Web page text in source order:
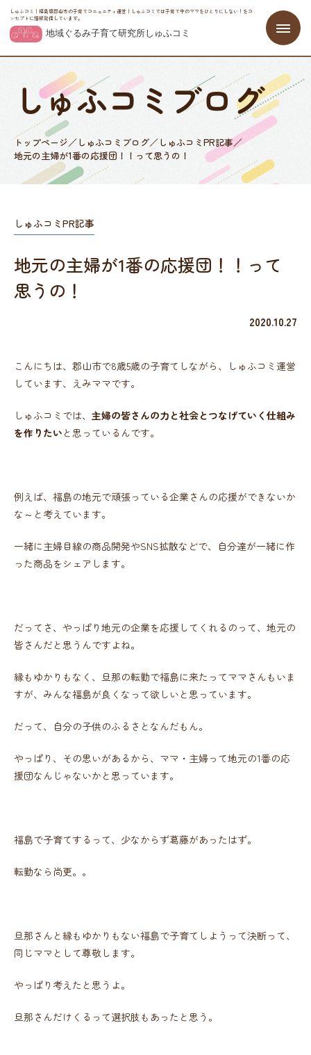
しゅふコミ｜福島県郡山市の子育てコニュニティ運営｜しゅふコミでは子育て中のママをひとりにしない！をコ
ンセプトに情報発信しています。
しゅふコミブログ
トップページ／しゅふコミブログ／しゅふコミPR記事／
地元の主婦が1番の応援団！！って思うの！
しゅふコミPR記事
地元の主婦が1番の応援団！！って
思うの！
2020.10.27
こんにちは、郡山市で8歳5歳の子育てしながら、しゅふコミ運営
しています、えみママです。
しゅふコミでは、 主婦の皆さんの力と社会とつなげていく仕組み
を作りたい と思っているんです。
例えば、福島の地元で頑張っている企業さんの応援ができないか
な～と考えています。
一緒に主婦目線の商品開発やSNS拡散などで、自分達が一緒に作
った商品をシェアします。
だってさ、やっぱり地元の企業を応援してくれるのって、地元の
皆さんだと思うんですよね。
縁もゆかりもなく、旦那の転勤で福島に来たってママさんもいま
すが、みんな福島が良くなって欲しいと思っています。
だって、自分の子供のふるさとなんだもん。
やっぱり、その思いがあるから、ママ・主婦って地元の1番の応
援団なんじゃないかと思っています。
福島で子育てするって、少なからず葛藤があったはず。
転勤なら尚更。。
旦那さんと縁もゆかりもない福島で子育てしようって決断って、
同じママとして尊敬します。
やっぱり考えたと思うよ。
旦那さんだけくるって選択肢もあったと思う。